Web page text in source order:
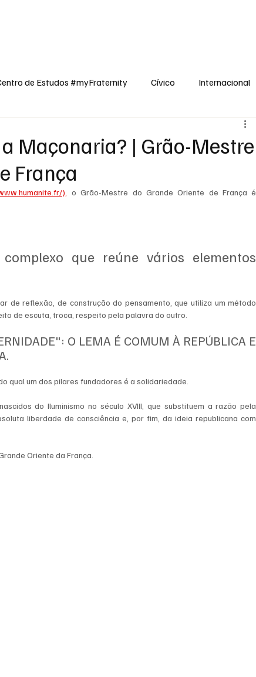
de Estudos #myFraternity Cívico Internacional
Maçonaria? | Grão-Mestre
França
),
o Grão-Mestre do Grande Oriente de França é
que reúne vários elementos
de reflexão, de construção do pensamento, que utiliza um método
de escuta, troca, respeito pela palavra do outro.
O LEMA É COMUM À REPÚBLICA E
qual um dos pilares fundadores é a solidariedade.
do Iluminismo no século XVIII, que substituem a razão pela
liberdade de consciência e, por fim, da ideia republicana com
Oriente da França.